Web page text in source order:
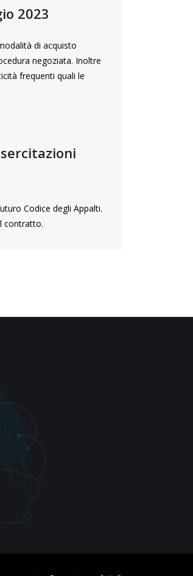
2023
di acquisto
negoziata. Inoltre
frequenti quali le
Codice degli Appalti.
contratto.